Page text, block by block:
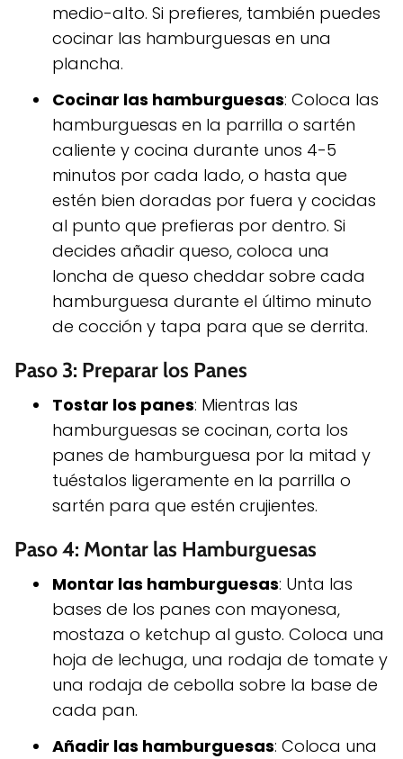
medio-alto. Si prefieres, también puedes
cocinar las hamburguesas en una
plancha.
Cocinar las hamburguesas: Coloca las
hamburguesas en la parrilla o sartén
caliente y cocina durante unos 4-5
minutos por cada lado, o hasta que
estén bien doradas por fuera y cocidas
al punto que prefieras por dentro. Si
decides añadir queso, coloca una
loncha de queso cheddar sobre cada
hamburguesa durante el último minuto
de cocción y tapa para que se derrita.
Paso 3: Preparar los Panes
Tostar los panes: Mientras las
hamburguesas se cocinan, corta los
panes de hamburguesa por la mitad y
tuéstalos ligeramente en la parrilla o
sartén para que estén crujientes.
Paso 4: Montar las Hamburguesas
Montar las hamburguesas: Unta las
bases de los panes con mayonesa,
mostaza o ketchup al gusto. Coloca una
hoja de lechuga, una rodaja de tomate y
una rodaja de cebolla sobre la base de
cada pan.
Añadir las hamburguesas: Coloca una